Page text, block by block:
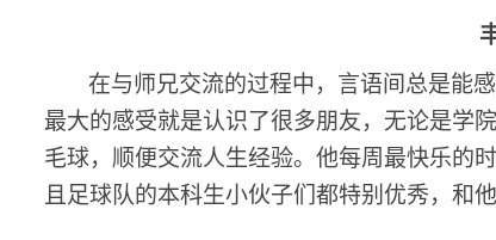
在与师兄交流的过程中，言语间总是能
最大的感受就是认识了很多朋友，无论是学
毛球，顺便交流人生经验。他每周最快乐的
且足球队的本科生小伙子们都特别优秀，和